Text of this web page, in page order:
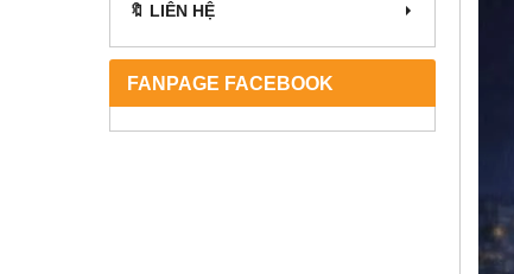
🔖 LIÊN HỆ
FANPAGE FACEBOOK